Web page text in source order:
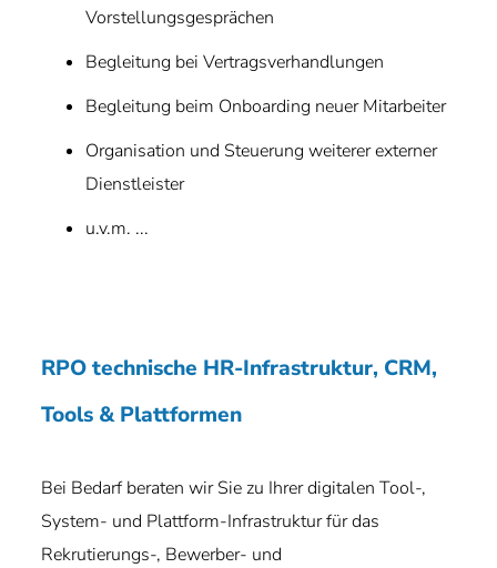
Vorstellungsgesprächen
Begleitung bei Vertragsverhandlungen
Begleitung beim Onboarding neuer Mitarbeiter
Organisation und Steuerung weiterer externer
Dienstleister
u.v.m. ...
RPO technische HR-Infrastruktur, CRM,
Tools & Plattformen
Bei Bedarf beraten wir Sie zu Ihrer digitalen Tool-,
System- und Plattform-Infrastruktur für das
Rekrutierungs-, Bewerber- und